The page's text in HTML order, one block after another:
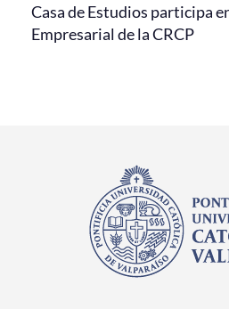
Casa de Estudios participa
Empresarial de la CRCP